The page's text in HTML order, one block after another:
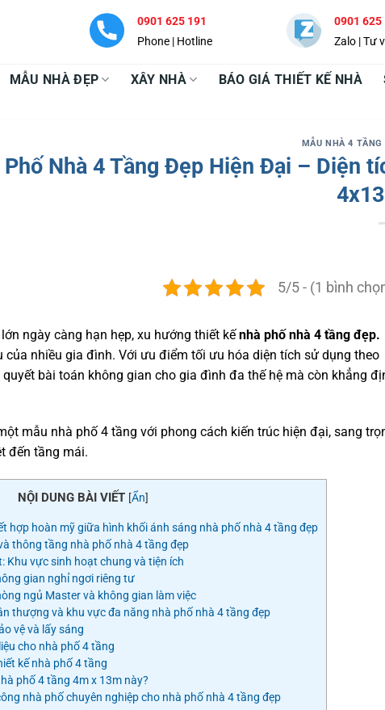
0901 625 191
Phone | Hotline
0901 625
Zalo | Tư
MẪU NHÀ ĐẸP XÂY NHÀ BÁO GIÁ THIẾT KẾ NHÀ
MẪU NHÀ 4 TẦNG
Nhà 4 Tầng Đẹp Hiện Đại – Diện
5/5 - (1 bình
ngày càng hạn hẹp, xu hướng thiết kếnhà phố nhà 4 tầng đẹp.
nhiều gia đình. Với ưu điểm tối ưu hóa diện tích sử dụng theo
bài toán không gian cho gia đình đa thế hệ mà còn khẳng
mẫu nhà phố 4 tầng với phong cách kiến trúc hiện đại, sang
đến tầng mái.
NỘI DUNG BÀI VIẾT [Ẩn]
hợp hoàn mỹ giữa hình khối ánh sáng nhà phố nhà 4 tầng đẹp
thông tầng nhà phố nhà 4 tầng đẹp
Khu vực sinh hoạt chung và tiện ích
gian nghỉ ngơi riêng tư
ngủ Master và không gian làm việc
thượng và khu vực đa năng nhà phố nhà 4 tầng đẹp
vệ và lấy sáng
cho nhà phố 4 tầng
kế nhà phố 4 tầng
phố 4 tầng 4m x 13m này?
nhà phố chuyên nghiệp cho nhà phố nhà 4 tầng đẹp